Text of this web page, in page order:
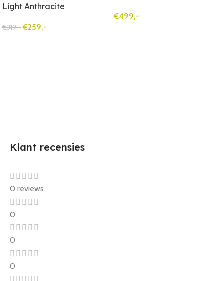
Light Anthracite
€319,- €259,-
€499,-
Klant recensies
0 reviews
0
0
0